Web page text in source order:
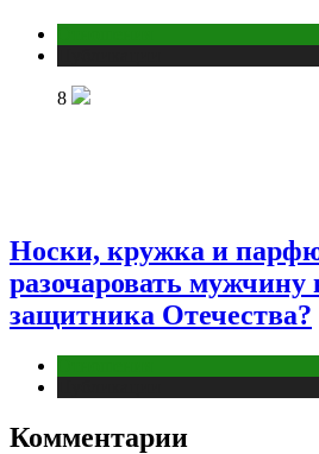
8
Носки, кружка и
разочаровать мужчину
защитника Отечества?
Комментарии